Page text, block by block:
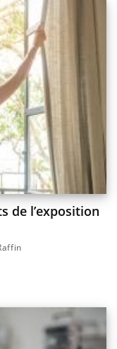
de l’exposition